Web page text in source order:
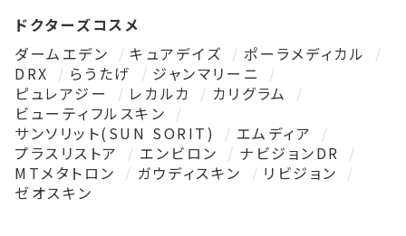
ドクターズコスメ
ダームエデン
キュアデイズ
ポーラメディカル
DRX
らうたげ
ジャンマリーニ
ピュレアジー
レカルカ
カリグラム
ビューティフルスキン
サンソリット(SUN SORIT)
エムディア
プラスリストア
エンビロン
ナビジョンDR
MTメタトロン
ガウディスキン
リビジョン
ゼオスキン